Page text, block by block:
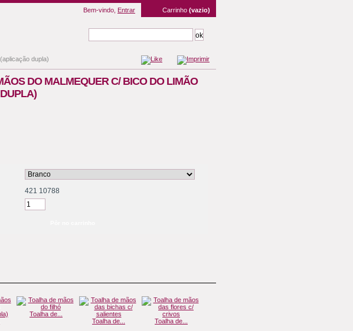
Carrinho (vazio)
Bem-vindo, Entrar
dupla)
DO MALMEQUER C/ BICO DO LIMÃO
421 10788
Toalha de...
Toalha de...
Toalha de...